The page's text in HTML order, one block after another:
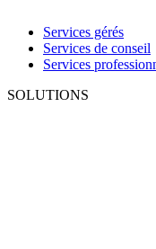
Services gérés
Services de conseil
Services
SOLUTIONS